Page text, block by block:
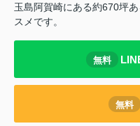
玉島阿賀崎にある約670坪
スメです。
無料
無料